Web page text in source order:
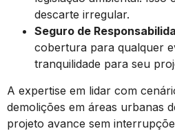
descarte irregular.
Seguro de
cobertura para qualquer
tranquilidade para seu
A expertise em lidar com
demolições em áreas urbanas
projeto avance sem